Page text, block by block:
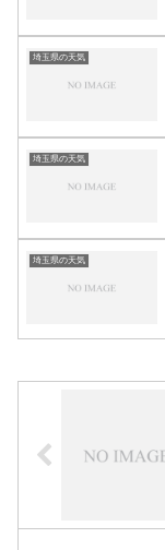
埼玉県の天気
埼玉県の天気
埼玉県の天気